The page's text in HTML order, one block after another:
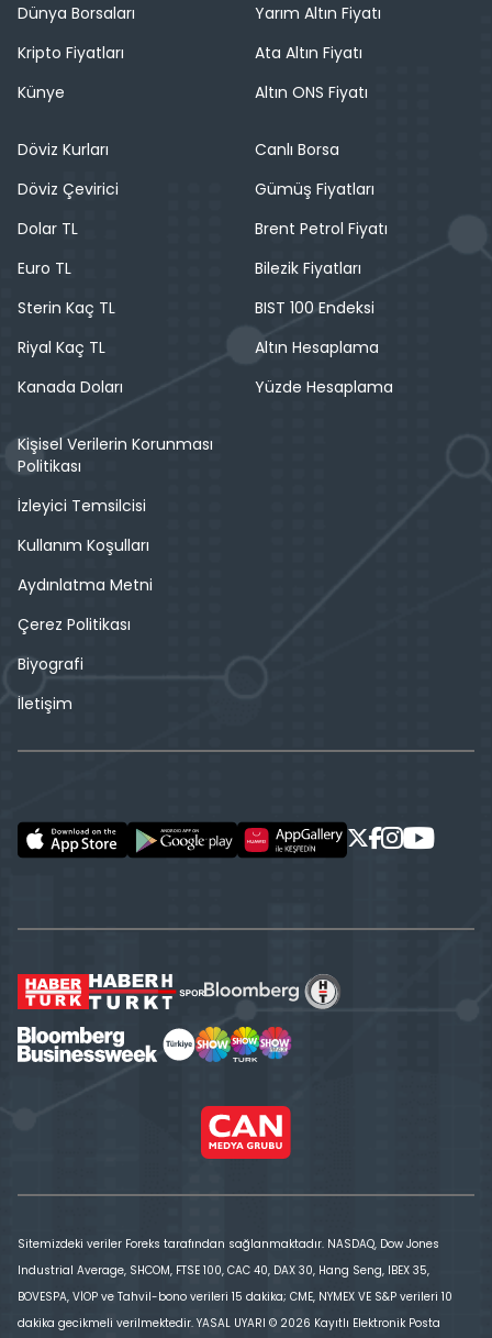
Dünya Borsaları
Kripto Fiyatları
Künye
Yarım Altın Fiyatı
Ata Altın Fiyatı
Altın ONS Fiyatı
Döviz Kurları
Döviz Çevirici
Dolar TL
Euro TL
Sterin Kaç TL
Riyal Kaç TL
Kanada Doları
Canlı Borsa
Gümüş Fiyatları
Brent Petrol Fiyatı
Bilezik Fiyatları
BIST 100 Endeksi
Altın Hesaplama
Yüzde Hesaplama
Kişisel Verilerin Korunması
Politikası
İzleyici Temsilcisi
Kullanım Koşulları
Aydınlatma Metni
Çerez Politikası
Biyografi
İletişim
Sitemizdeki veriler Foreks tarafından sağlanmaktadır. NASDAQ, Dow Jones
Industrial Average, SHCOM, FTSE 100, CAC 40, DAX 30, Hang Seng, IBEX 35,
BOVESPA, VİOP ve Tahvil-bono verileri 15 dakika; CME, NYMEX VE S&P verileri 10
dakika gecikmeli verilmektedir. YASAL UYARI © 2026 Kayıtlı Elektronik Posta